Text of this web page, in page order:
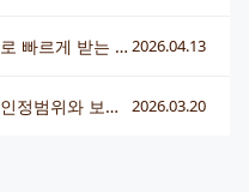
산재휴업급여, 강릉변호사상담으로 빠르게 받는 방법과 금액계산 2026.04.13
강릉산재변호사가 알려주는 산재인정범위와 보상 받는 법 2026.03.20